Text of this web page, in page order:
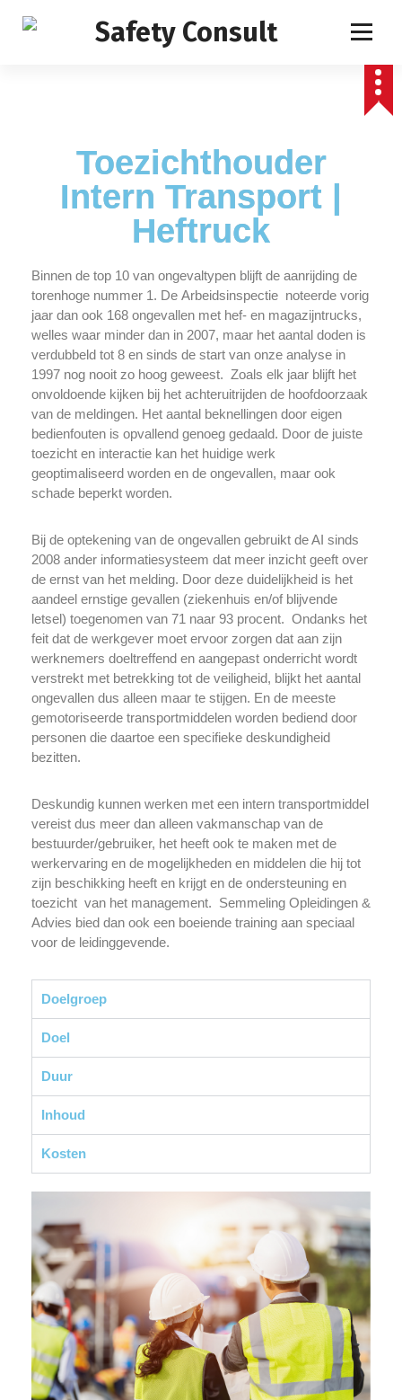
Toezichthouder
Intern Transport |
Heftruck
Binnen de top 10 van ongevaltypen blijft de aanrijding de
torenhoge nummer 1. De Arbeidsinspectie noteerde vorig
jaar dan ook 168 ongevallen met hef- en magazijntrucks,
welles waar minder dan in 2007, maar het aantal doden is
verdubbeld tot 8 en sinds de start van onze analyse in
1997 nog nooit zo hoog geweest. Zoals elk jaar blijft het
onvoldoende kijken bij het achteruitrijden de hoofdoorzaak
van de meldingen. Het aantal beknellingen door eigen
bedienfouten is opvallend genoeg gedaald. Door de juiste
toezicht en interactie kan het huidige werk
geoptimaliseerd worden en de ongevallen, maar ook
schade beperkt worden.
Bij de optekening van de ongevallen gebruikt de AI sinds
2008 ander informatiesysteem dat meer inzicht geeft over
de ernst van het melding. Door deze duidelijkheid is het
aandeel ernstige gevallen (ziekenhuis en/of blijvende
letsel) toegenomen van 71 naar 93 procent. Ondanks het
feit dat de werkgever moet ervoor zorgen dat aan zijn
werknemers doeltreffend en aangepast onderricht wordt
verstrekt met betrekking tot de veiligheid, blijkt het aantal
ongevallen dus alleen maar te stijgen. En de meeste
gemotoriseerde transportmiddelen worden bediend door
personen die daartoe een specifieke deskundigheid
bezitten.
Deskundig kunnen werken met een intern transportmiddel
vereist dus meer dan alleen vakmanschap van de
bestuurder/gebruiker, het heeft ook te maken met de
werkervaring en de mogelijkheden en middelen die hij tot
zijn beschikking heeft en krijgt en de ondersteuning en
toezicht van het management. Semmeling Opleidingen &
Advies bied dan ook een boeiende training aan speciaal
voor de leidinggevende.
Doelgroep
Doel
Duur
Inhoud
Kosten